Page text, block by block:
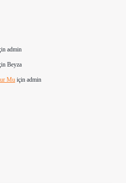
admin
Beyza
Mu için admin